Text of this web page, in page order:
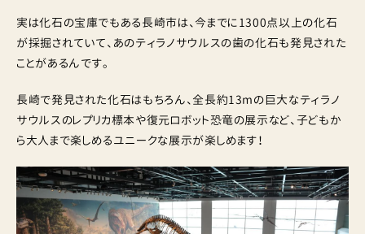
実は化石の宝庫でもある長崎市は、今までに1300点以上の化石
が採掘されていて、あのティラノサウルスの歯の化石も発見された
ことがあるんです。
長崎で発見された化石はもちろん、全長約13mの巨大なティラノ
サウルスのレプリカ標本や復元ロボット恐竜の展示など、子どもか
ら大人まで楽しめるユニークな展示が楽しめます！